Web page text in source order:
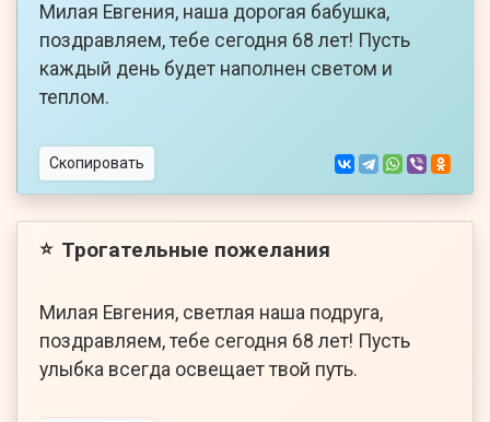
Милая Евгения, наша дорогая бабушка,
поздравляем, тебе сегодня 68 лет! Пусть
каждый день будет наполнен светом и
теплом.
Скопировать
⭐ Трогательные пожелания
Милая Евгения, светлая наша подруга,
поздравляем, тебе сегодня 68 лет! Пусть
улыбка всегда освещает твой путь.